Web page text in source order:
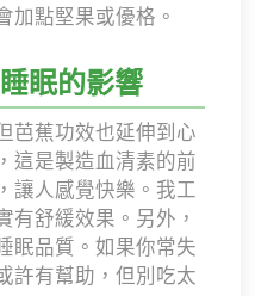
加點堅果或優格。
眠的影響
芭蕉功效也延伸到心
這是製造血清素的前
讓人感覺快樂。我工
有舒緩效果。另外，
眠品質。如果你常失
許有幫助，但別吃太